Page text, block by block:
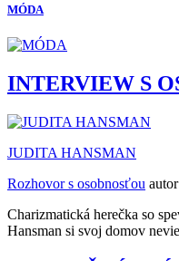
MÓDA
INTERVIEW S
JUDITA HANSMAN
Rozhovor s osobnosťou
Charizmatická herečka so
Hansman si svoj domov